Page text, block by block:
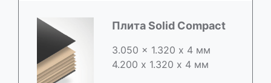
Плита Solid Compact
3.050 x 1.320 х 4 мм
4.200 x 1.320 х 4 мм